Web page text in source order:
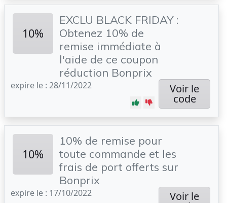
10%
EXCLU BLACK FRIDAY :
Obtenez 10% de
remise immédiate à
l'aide de ce coupon
réduction Bonprix
expire le : 28/11/2022 Voir le
code
10%
10% de remise pour
toute commande et les
frais de port offerts sur
Bonprix
expire le : 17/10/2022 Voir le